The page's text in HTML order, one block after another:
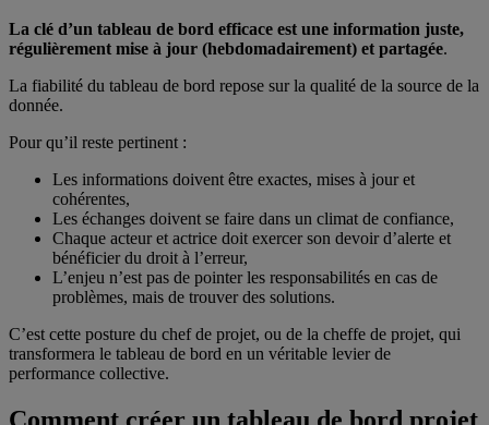
La clé d’un tableau de bord efficace est une information juste,
régulièrement mise à jour (hebdomadairement) et partagée.
La fiabilité du tableau de bord repose sur la qualité de la source de la
donnée.
Pour qu’il reste pertinent :
Les informations doivent être exactes, mises à jour et
cohérentes,
Les échanges doivent se faire dans un climat de confiance,
Chaque acteur et actrice doit exercer son devoir d’alerte et
bénéficier du droit à l’erreur,
L’enjeu n’est pas de pointer les responsabilités en cas de
problèmes, mais de trouver des solutions.
C’est cette posture du chef de projet, ou de la cheffe de projet, qui
transformera le tableau de bord en un véritable levier de
performance collective.